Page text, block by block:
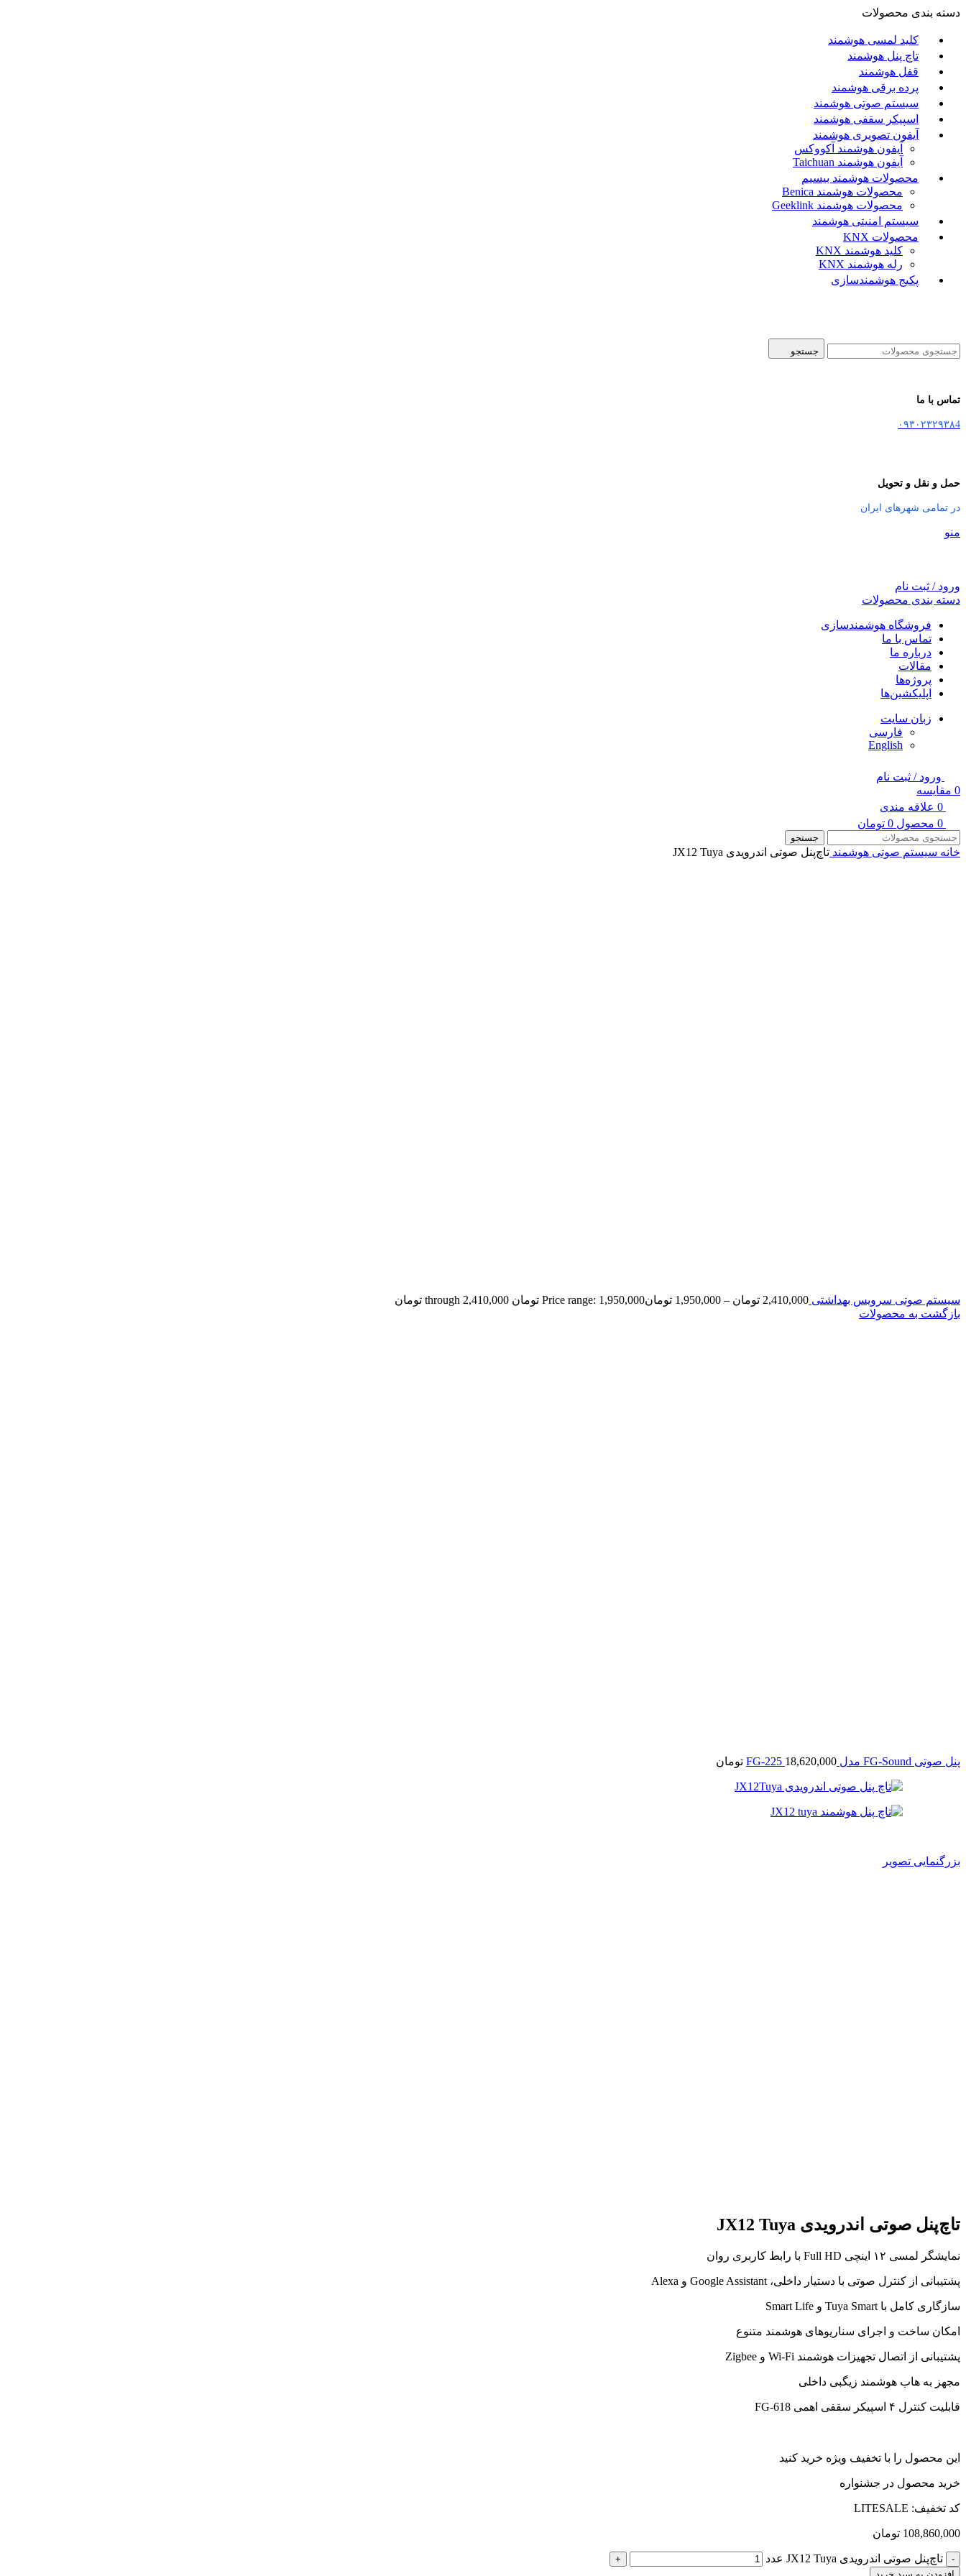
دسته بندی محصولات
کلید لمسی هوشمند
تاچ پنل هوشمند
قفل هوشمند
پرده برقی هوشمند
سیستم صوتی هوشمند
اسپیکر سقفی هوشمند
آیفون تصویری هوشمند
آيفون هوشمند آکووکس
آیفون هوشمند Taichuan
محصولات هوشمند بیسیم
محصولات هوشمند Benica
محصولات هوشمند Geeklink
سیستم امنیتی هوشمند
محصولات KNX
کلید هوشمند KNX
رله هوشمند KNX
پکیج هوشمندسازی
جستجو
تماس با ما
۰۹۳۰۲۳۲۹۳۸4
حمل و نقل و تحویل
در تمامی شهرهای ایران
منو
ورود / ثبت نام
دسته بندی محصولات
فروشگاه هوشمندسازی
تماس با ما
درباره ما
مقالات
پروژه‌ها
اپلیکشین‌ها
زبان سایت
فارسی
English
ورود / ثبت نام
0 مقایسه
0 علاقه مندی
0 محصول 0 تومان
جستجو
خانه سیستم صوتی هوشمند تاچ‌پنل صوتی اندرویدی JX12 Tuya
سیستم صوتی سرویس بهداشتی 2,410,000 تومان –
1,950,000 تومانPrice range: 1,950,000 تومان through 2,410,000 تومان
بازگشت به محصولات
پنل صوتی FG-Sound مدل FG-225 18,620,000 تومان
بزرگنمایی تصویر
تاچ‌پنل صوتی اندرویدی JX12 Tuya
نمایشگر لمسی ۱۲ اینچی Full HD با رابط کاربری روان
پشتیبانی از کنترل صوتی با دستیار داخلی، Google Assistant و Alexa
سازگاری کامل با Tuya Smart و Smart Life
امکان ساخت و اجرای سناریوهای هوشمند متنوع
پشتیبانی از اتصال تجهیزات هوشمند Wi-Fi و Zigbee
مجهز به هاب هوشمند زیگبی داخلی
قابلیت کنترل ۴ اسپیکر سقفی اهمی FG-618
این محصول را با تخفیف ویژه خرید کنید
خرید محصول در جشنواره
کد تخفیف: LITESALE
108,860,000 تومان
تاچ‌پنل صوتی اندرویدی JX12 Tuya عدد